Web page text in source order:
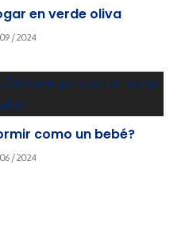
en verde oliva
2024
como un bebé?
2024